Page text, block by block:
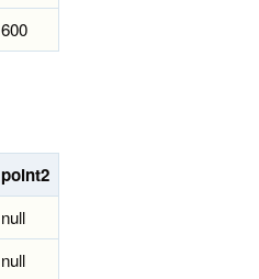
600
point2
null
null